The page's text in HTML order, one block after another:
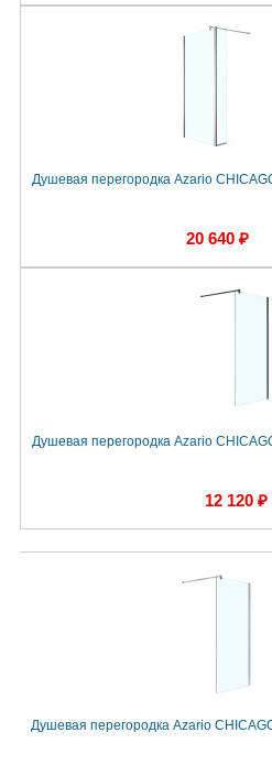
Душевая перегородка Azario
20 640 ₽
Душевая перегородка Azario
12 120 ₽
Душевая перегородка Azario